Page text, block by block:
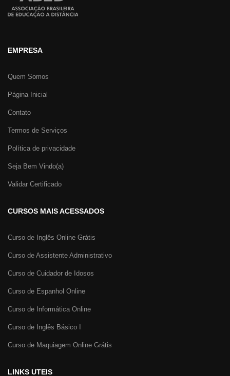
EMPRESA
Quem Somos
Página Inicial
Contato
Termos de Serviços
Política de privacidade
Seja Bem Vindo(a)
Validar Certificado
CURSOS MAIS ACESSADOS
Curso de Inglês Online Grátis
Curso de Assistente Administrativo
Curso de Cuidador de Idosos
Curso de Espanhol Online
Curso de Informática Online
Curso de Inglês Básico I
Curso de Maquiagem Online Grátis
LINKS UTEIS